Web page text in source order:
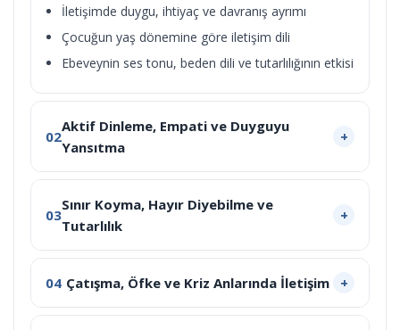
İletişimde duygu, ihtiyaç ve davranış ayrımı
Çocuğun yaş dönemine göre iletişim dili
Ebeveynin ses tonu, beden dili ve tutarlılığının etkisi
02
Aktif Dinleme, Empati ve Duyguyu
Yansıtma
03
Sınır Koyma, Hayır Diyebilme ve
Tutarlılık
04 Çatışma, Öfke ve Kriz Anlarında İletişim